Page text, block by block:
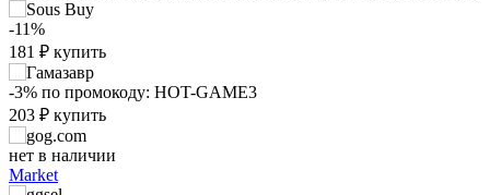
-11%
181 ₽ купить
-3% по промокоду: HOT-GAME3
203 ₽ купить
нет в наличии
Market
₽
100
150